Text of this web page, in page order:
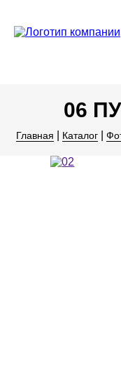
06
Главная Каталог|